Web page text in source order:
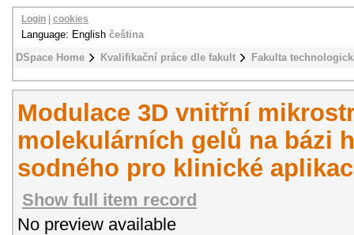
DSpace Home Kvalifikační práce dle fakult Fakulta
Login cookies
Language: English čeština
Modulace 3D vnitřní
molekulárních gelů na bázi
sodného pro klinické
Show full item record
No preview available